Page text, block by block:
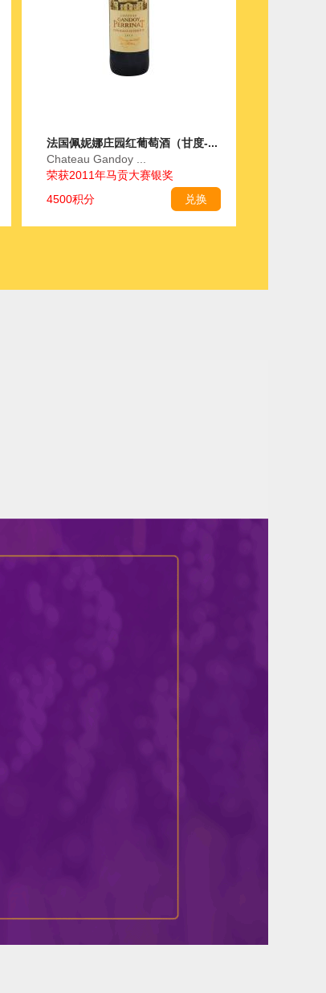
法国佩妮娜庄园红葡萄酒（甘度-...
Chateau Gandoy ...
荣获2011年马贡大赛银奖
4500积分
兑换